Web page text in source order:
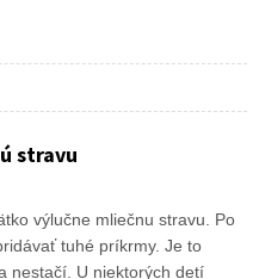
stravu
výlučne mliečnu stravu. Po
tuhé príkrmy. Je to
nestačí. U niektorých detí